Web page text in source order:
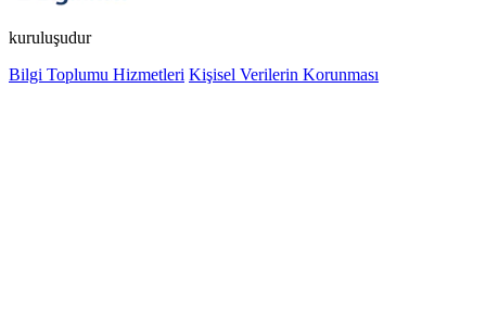
kuruluşudur
Bilgi Toplumu Hizmetleri Kişisel Verilerin Korunması